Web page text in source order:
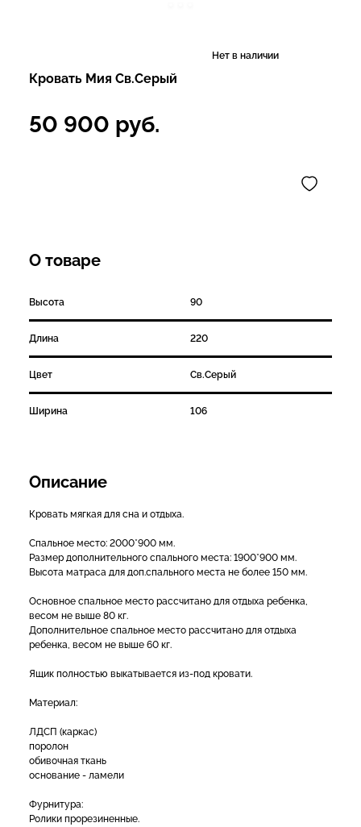
Нет в наличии
Кровать Мия Св.Серый
50 900 руб.
О товаре
Высота 90
Длина 220
Цвет Св.Серый
Ширина 106
Описание
Кровать мягкая для сна и отдыха.
Спальное место: 2000*900 мм.
Размер дополнительного спального места: 1900*900 мм.
Высота матраса для доп.спального места не более 150 мм.
Основное спальное место рассчитано для отдыха ребенка,
весом не выше 80 кг.
Дополнительное спальное место рассчитано для отдыха
ребенка, весом не выше 60 кг.
Ящик полностью выкатывается из-под кровати.
Материал:
ЛДСП (каркас)
поролон
обивочная ткань
основание - ламели
Фурнитура:
Ролики прорезиненные.